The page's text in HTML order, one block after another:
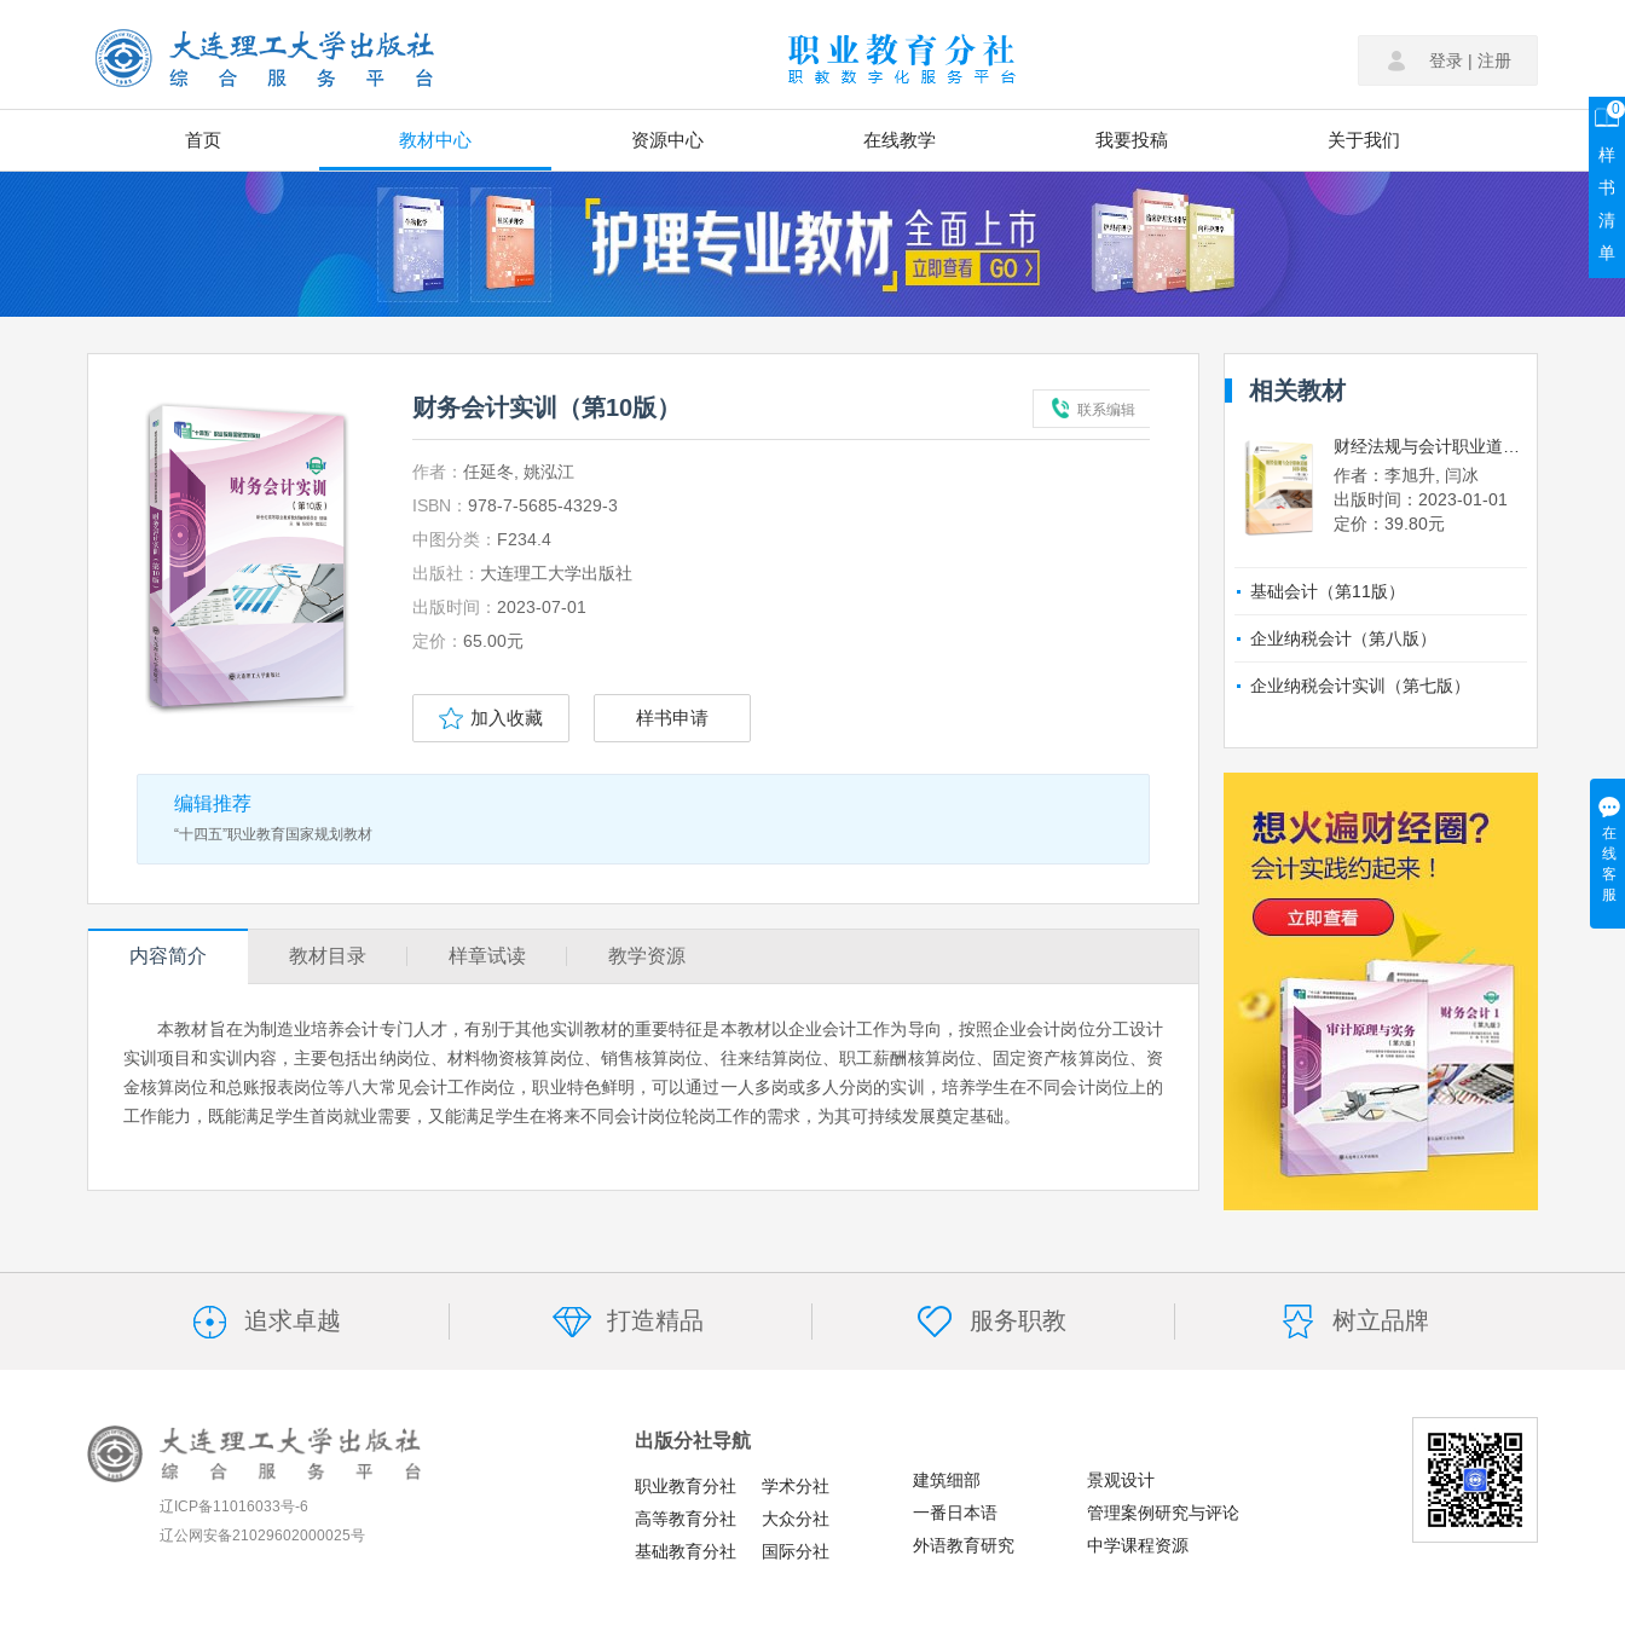
登录 | 注册
首页 教材中心 资源中心 在线教学 我要投稿 关于我们
0
样
书
清
单
相关教材
作者：李旭升, 闫冰
出版时间：2023-01-01
定价：39.80元
基础会计（第11版）
企业纳税会计（第八版）
企业纳税会计实训（第七版）
财务会计实训（第10版） 联系编辑
作者： 任延冬, 姚泓江
ISBN： 978-7-5685-4329-3
中图分类： F234.4
出版社： 大连理工大学出版社
出版时间： 2023-07-01
定价： 65.00元
加入收藏 样书申请
编辑推荐
“十四五”职业教育国家规划教材
内容简介 教材目录 样章试读 教学资源
本教材旨在为制造业培养会计专门人才，有别于其他实训教材的重要特征是本教材以企业会计工作为导向，按照企业会计岗位分工设计
实训项目和实训内容，主要包括出纳岗位、材料物资核算岗位、销售核算岗位、往来结算岗位、职工薪酬核算岗位、固定资产核算岗位、资
金核算岗位和总账报表岗位等八大常见会计工作岗位，职业特色鲜明，可以通过一人多岗或多人分岗的实训，培养学生在不同会计岗位上的
工作能力，既能满足学生首岗就业需要，又能满足学生在将来不同会计岗位轮岗工作的需求，为其可持续发展奠定基础。
在
线
客
服
追求卓越 打造精品 服务职教 树立品牌
辽ICP备11016033号-6
辽公网安备21029602000025号
出版分社导航
职业教育分社
学术分社
高等教育分社
大众分社
基础教育分社
国际分社
建筑细部
景观设计
一番日本语
管理案例研究与评论
外语教育研究
中学课程资源